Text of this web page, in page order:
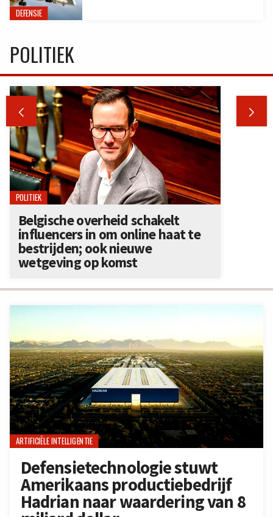
DEFENSIE
ARTIFICIËLE INTELLIGENTIE
Defensietechnologie stuwt
Amerikaans productiebedrijf
Hadrian naar waardering van 8
POLITIEK
 
POLITIEK
Belgische overheid schakelt
influencers in om online haat te
bestrijden; ook nieuwe
wetgeving op komst